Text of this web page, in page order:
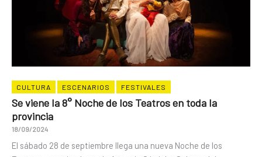
CULTURA ESCENARIOS FESTIVALES
Se viene la 8° Noche de los Teatros en toda la
provincia
18/09/2024
El sábado 28 de septiembre llega una nueva Noche de los